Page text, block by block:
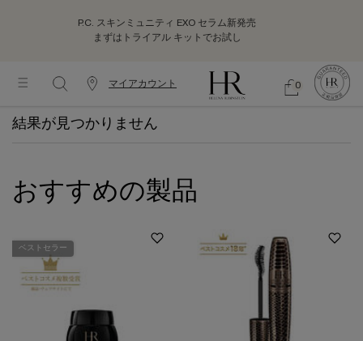
P.C. スキンミュニティ EXO セラム新発売
まずはトライアル キットでお試し
カ
ン
報
マイアカウント
シ
0
0 カート内の製品
結果が見つかりません
おすすめの製品
ベストセラー